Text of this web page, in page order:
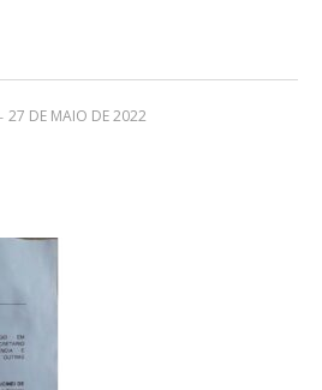
27 DE MAIO DE 2022